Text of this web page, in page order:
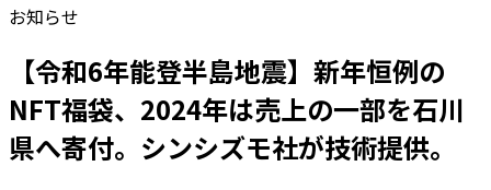
お知らせ
【令和6年能登半島地震】新年恒例の
NFT福袋、2024年は売上の一部を石川
県へ寄付。シンシズモ社が技術提供。